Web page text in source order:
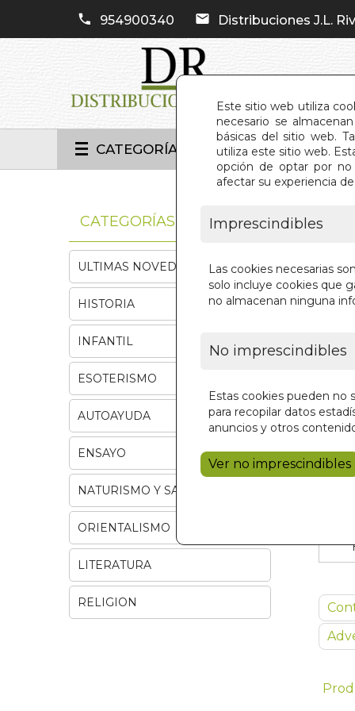
Este sitio web utiliza
necesario se
básicas del sitio web.
utiliza este sitio web.
opción de optar por no
afectar su experiencia
Imprescindibles
Las cookies necesarias
solo incluye cookies que
no almacenan ninguna
No imprescindibles
Estas cookies pueden no
para recopilar datos
anuncios y otros
Ver no imprescindibles
954900340 Distribuciones J.L.
CATEGORÍAS
CATEGORÍAS
ULTIMAS NOVEDADES
HISTORIA
INFANTIL
ESOTERISMO
AUTOAYUDA
ENSAYO
NATURISMO Y SALUD
ORIENTALISMO
LITERATURA
RELIGION